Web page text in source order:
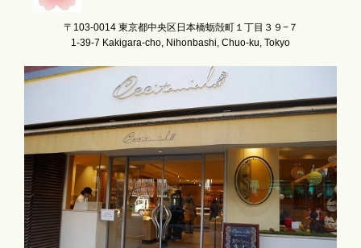
〒103-0014 東京都中央区日本橋蛎殻町１丁目３９−７
1-39-7 Kakigara-cho, Nihonbashi, Chuo-ku, Tokyo